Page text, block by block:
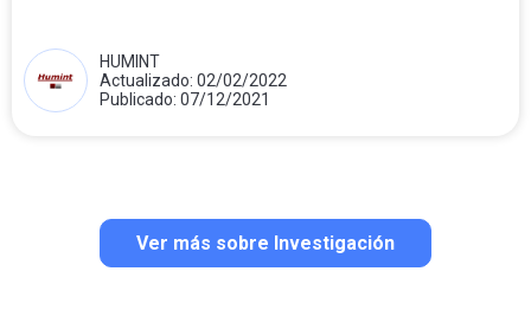
HUMINT
Actualizado: 02/02/2022
Publicado: 07/12/2021
Ver más sobre Investigación